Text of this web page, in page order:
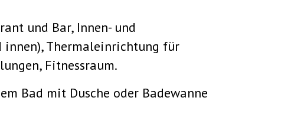
und Bar, Innen- und
innen), Thermaleinrichtung für
Fitnessraum.
Bad mit Dusche oder Badewanne